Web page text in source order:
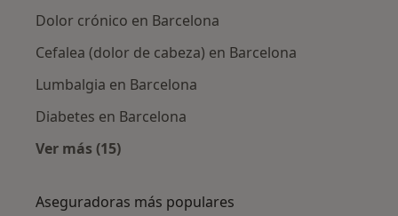
Dolor crónico en Barcelona
Cefalea (dolor de cabeza) en Barcelona
Lumbalgia en Barcelona
Diabetes en Barcelona
Ver más (15)
Aseguradoras más populares